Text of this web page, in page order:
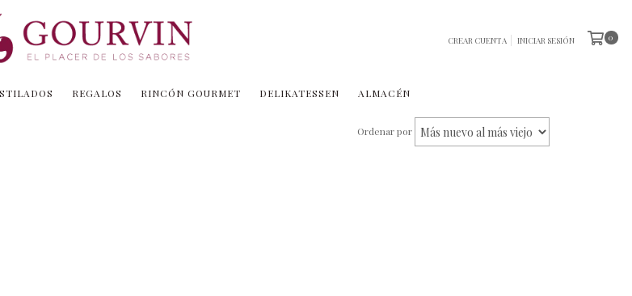
CREAR CUENTA INICIAR SESIÓN 0
REGALOS RINCÓN GOURMET DELIKATESSEN ALMACÉN
Ordenar por